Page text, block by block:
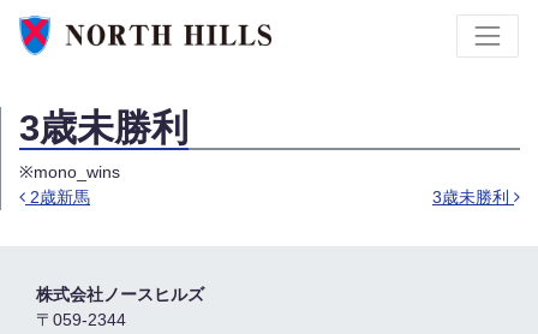
3歳未勝利
※mono_wins
2歳新馬 3歳未勝利
株式会社ノースヒルズ
〒059-2344